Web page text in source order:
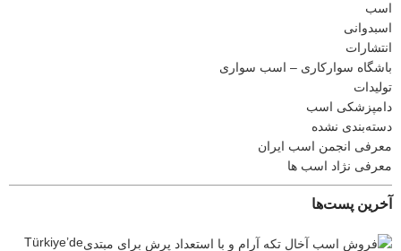
اسب
اسبدوانی
انتشارات
باشگاه سوارکاری – اسب سواری
تولیدات
دامپزشکی اسب
دسته‌بندی نشده
معرفی انجمن اسب ایران
معرفی نژاد اسب ها
آخرین پست‌ها
Türkiye’de